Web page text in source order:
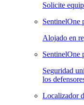
Solicite
SentinelOne
Alojado en
SentinelOne
Seguridad
los
Localizador